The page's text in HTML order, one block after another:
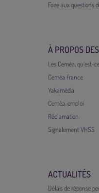
Foire aux questions
À PROPOS
Les Ceméa, qu’est-
Ceméa France
Yakamédia
Ceméa-emploi
Réclamation
Signalement VHSS
ACTUALITÉS
Délais de réponse